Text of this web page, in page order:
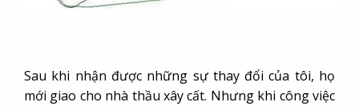
Sau khi nhận được những sự thay đổi của tôi, họ
mới giao cho nhà thầu xây cất. Nhưng khi công việc